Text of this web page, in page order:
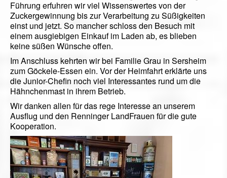
Führung erfuhren wir viel Wissenswertes von der
Zuckergewinnung bis zur Verarbeitung zu Süßigkeiten
einst und jetzt. So mancher schloss den Besuch mit
einem ausgiebigen Einkauf im Laden ab, es blieben
keine süßen Wünsche offen.
Im Anschluss kehrten wir bei Familie Grau in Sersheim
zum Göckele-Essen ein. Vor der Heimfahrt erklärte uns
die Junior-Chefin noch viel Interessantes rund um die
Hähnchenmast in ihrem Betrieb.
Wir danken allen für das rege Interesse an unserem
Ausflug und den Renninger LandFrauen für die gute
Kooperation.